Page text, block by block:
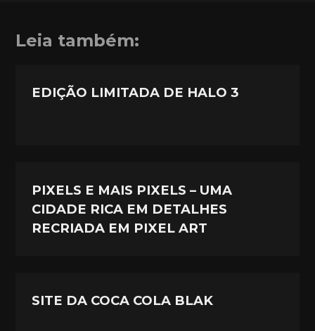
Leia também:
EDIÇÃO LIMITADA DE HALO 3
PIXELS E MAIS PIXELS – UMA
CIDADE RICA EM DETALHES
RECRIADA EM PIXEL ART
SITE DA COCA COLA BLAK